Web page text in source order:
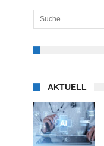
Suche nach:
AKTUELL